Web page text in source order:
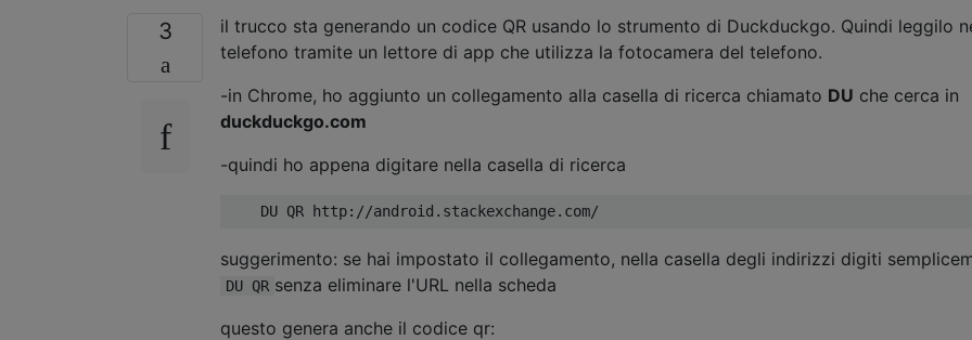
3
il trucco sta generando un codice QR usando lo strumento di Duckduckgo. Quindi leggilo
telefono tramite un lettore di app che utilizza la fotocamera del telefono.
-in Chrome, ho aggiunto un collegamento alla casella di ricerca chiamato DU che cerca in
duckduckgo.com
-quindi ho appena digitare nella casella di ricerca
suggerimento: se hai impostato il collegamento, nella casella degli indirizzi digiti
DU QR senza eliminare l'URL nella scheda
questo genera anche il codice qr: